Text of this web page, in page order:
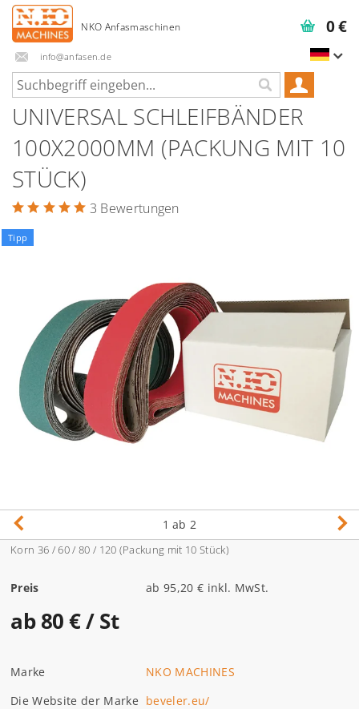
info@anfasen.de
0 €
UNIVERSAL SCHLEIFBÄNDER
100X2000MM (PACKUNG MIT 10
STÜCK)
3 Bewertungen
Tipp
1 ab 2
Korn 36 / 60 / 80 / 120 (Packung mit 10 Stück)
Preis ab 95,20 € inkl. MwSt.
ab 80 €/ St
Marke
NKO MACHINES
Die Website der Marke beveler.eu/